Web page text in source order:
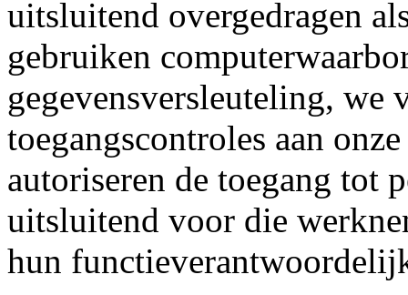
uitsluitend overgedragen
gebruiken
gegevensversleuteling, we
toegangscontroles aan
autoriseren de toegang tot
uitsluitend voor die
hun